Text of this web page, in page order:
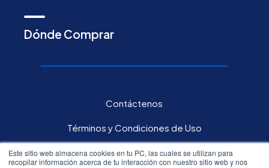
Este sitio web almacena cookies en tu PC, las cuales se utilizan para
recopilar información acerca de tu interacción con nuestro sitio web y nos
Dónde Comprar
Contáctenos
Términos y Condiciones de Uso
Política de privacidad